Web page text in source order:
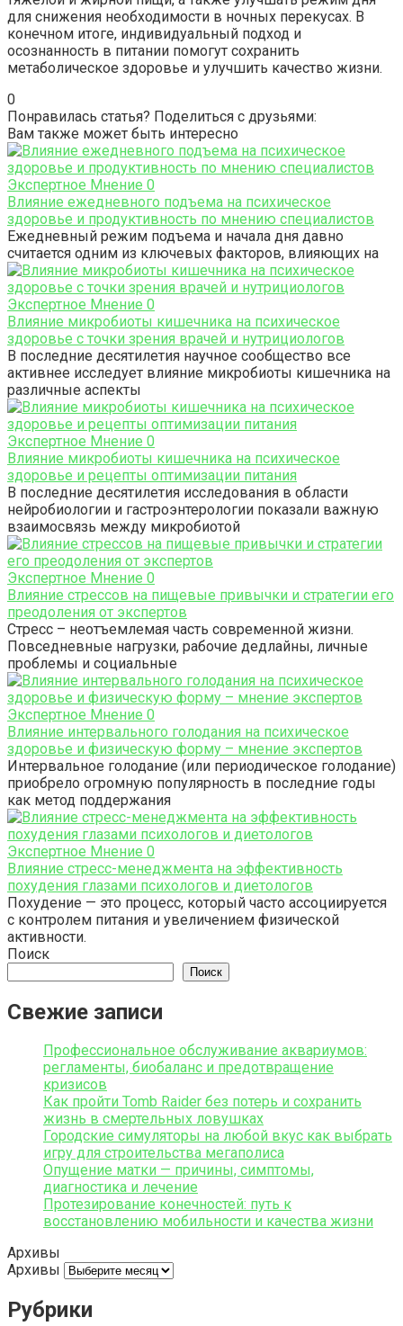
для снижения необходимости в ночных перекусах. В
конечном итоге, индивидуальный подход и
осознанность в питании помогут сохранить
метаболическое здоровье и улучшить качество жизни.
0
Понравилась статья? Поделиться с друзьями:
Вам также может быть интересно
Экспертное Мнение 0
Влияние ежедневного подъема на психическое
здоровье и продуктивность по мнению специалистов
Ежедневный режим подъема и начала дня давно
считается одним из ключевых факторов, влияющих на
Экспертное Мнение 0
Влияние микробиоты кишечника на психическое
здоровье с точки зрения врачей и нутрициологов
В последние десятилетия научное сообщество все
активнее исследует влияние микробиоты кишечника на
различные аспекты
Экспертное Мнение 0
Влияние микробиоты кишечника на психическое
здоровье и рецепты оптимизации питания
В последние десятилетия исследования в области
нейробиологии и гастроэнтерологии показали важную
взаимосвязь между микробиотой
Экспертное Мнение 0
Влияние стрессов на пищевые привычки и стратегии его
преодоления от экспертов
Стресс – неотъемлемая часть современной жизни.
Повседневные нагрузки, рабочие дедлайны, личные
проблемы и социальные
Экспертное Мнение 0
Влияние интервального голодания на психическое
здоровье и физическую форму – мнение экспертов
Интервальное голодание (или периодическое голодание)
приобрело огромную популярность в последние годы
как метод поддержания
Экспертное Мнение 0
Влияние стресс-менеджмента на эффективность
похудения глазами психологов и диетологов
Похудение — это процесс, который часто ассоциируется
с контролем питания и увеличением физической
активности.
Поиск
Поиск
Свежие записи
Профессиональное обслуживание аквариумов:
регламенты, биобаланс и предотвращение
кризисов
Как пройти Tomb Raider без потерь и сохранить
жизнь в смертельных ловушках
Городские симуляторы на любой вкус как выбрать
игру для строительства мегаполиса
Опущение матки — причины, симптомы,
диагностика и лечение
Протезирование конечностей: путь к
восстановлению мобильности и качества жизни
Архивы
Архивы
Рубрики